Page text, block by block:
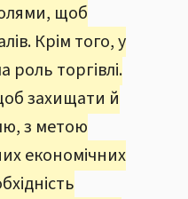
щоб
Крім того, у
роль торгівлі.
захищати й
з метою
економічних